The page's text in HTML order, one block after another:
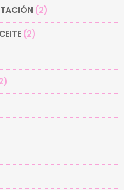
(2)
(2)